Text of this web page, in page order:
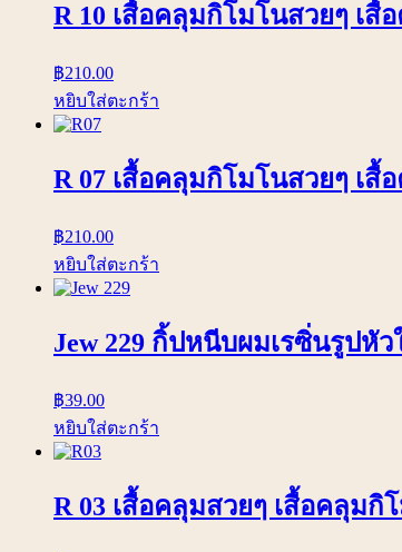
R 10 เสื้อคลุมกิโมโนสวยๆ เ
฿210.00
หยิบใส่ตะกร้า
R 07 เสื้อคลุมกิโมโนสวยๆ เ
฿210.00
หยิบใส่ตะกร้า
Jew 229 กิ้ปหนีบผมเรซิ่นรูปหั
฿39.00
หยิบใส่ตะกร้า
R 03 เสื้อคลุมสวยๆ เสื้อคลุมกิ